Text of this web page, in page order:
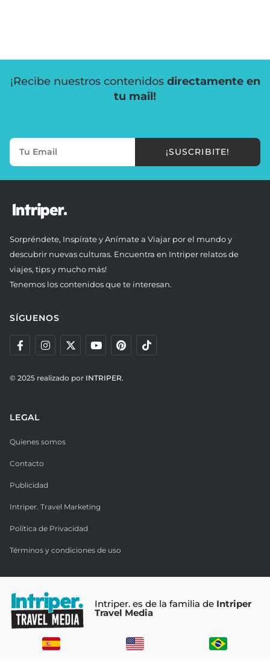
¡Recibe nuestros contenidos directamente en
tu mail!
¡SUSCRIBITE!
Sorpréndete, Inspírate y Anímate a Viajar por el mundo y
descubrir nuevas culturas. Encuentra en Intriper relatos de
viajes, tips y mucho más!
Tenemos los contenidos que te interesan.
SÍGUENOS
© 2025 realizado por INTRIPER.
LEGAL
Quienes somos
Contacto
Publicidad
Intriper. Travel Marketing
Política de Privacidad
Términos y condiciones de uso
Intriper. es de la familia de Intriper
Travel Media